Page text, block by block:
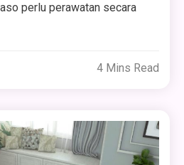
perlu perawatan secara
4 Mins Read